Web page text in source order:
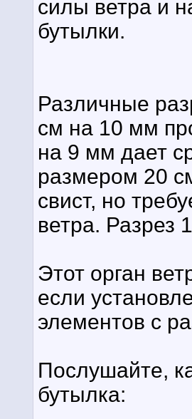
силы ветра и
бутылки.
Различные
см на 10 мм
на 9 мм дает
размером 20
свист, но
ветра. Разрез
Этот орган
если
элементов с
Послушайте,
бутылка: